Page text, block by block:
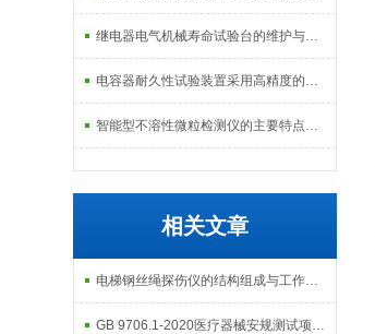
继电器电气机械寿命试验台的维护与校准方式
电容器耐久性试验装置采用高精度的温度控制系统
智能型不溶性微粒检测仪的主要特点及基本工作流程介绍
相关文章
电梯钢丝绳探伤仪的结构组成与工作原理
GB 9706.1-2020医疗器械安规测试项目有哪些？